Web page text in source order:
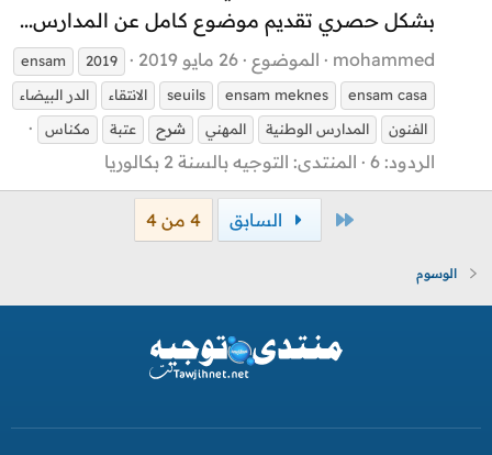
بشكل حصري تقديم موضوع كامل عن المدارس...
mohammed الموضوع 26 مايو 2019 2019
ensam
ensam casa
ensam meknes
seuils الانتقاء
الدر البيضاء
الفنون
المدارس الوطنية المهني شرح عتبة مكناس
الردود: 6 المنتدى: التوجيه بالسنة 2 بكالوريا
الأول السابق 4 من 4
الوسوم